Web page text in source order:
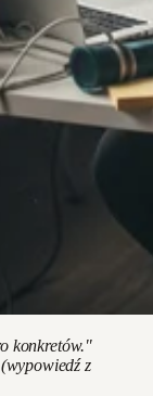
konkretów."
z